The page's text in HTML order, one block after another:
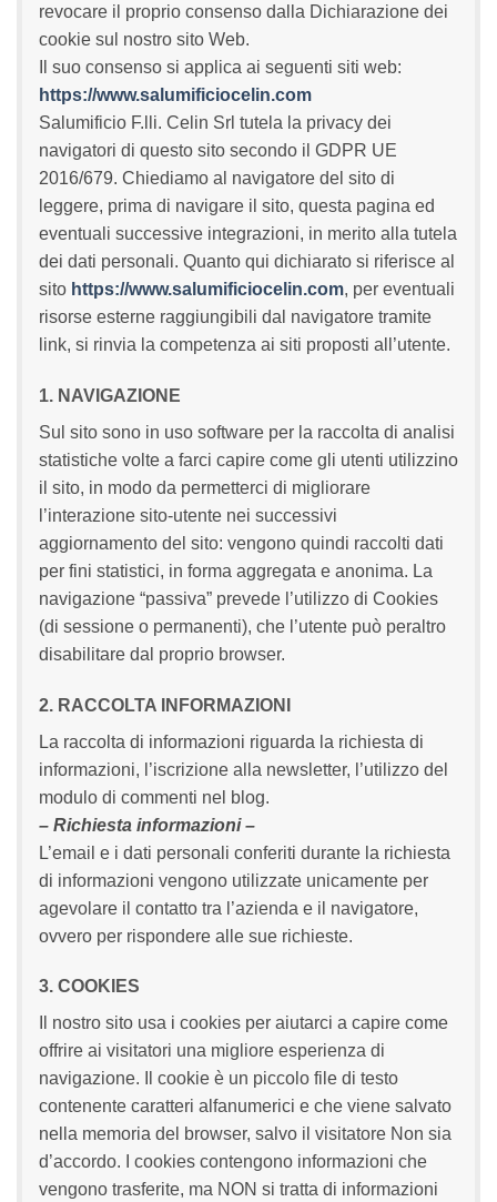
revocare il proprio consenso dalla Dichiarazione dei
cookie sul nostro sito Web.
Il suo consenso si applica ai seguenti siti web:
https://www.salumificiocelin.com
Salumificio F.lli. Celin Srl tutela la privacy dei
navigatori di questo sito secondo il GDPR UE
2016/679. Chiediamo al navigatore del sito di
leggere, prima di navigare il sito, questa pagina ed
eventuali successive integrazioni, in merito alla tutela
dei dati personali. Quanto qui dichiarato si riferisce al
sito https://www.salumificiocelin.com, per eventuali
risorse esterne raggiungibili dal navigatore tramite
link, si rinvia la competenza ai siti proposti all’utente.
1. NAVIGAZIONE
Sul sito sono in uso software per la raccolta di analisi
statistiche volte a farci capire come gli utenti utilizzino
il sito, in modo da permetterci di migliorare
l’interazione sito-utente nei successivi
aggiornamento del sito: vengono quindi raccolti dati
per fini statistici, in forma aggregata e anonima. La
navigazione “passiva” prevede l’utilizzo di Cookies
(di sessione o permanenti), che l’utente può peraltro
disabilitare dal proprio browser.
2. RACCOLTA INFORMAZIONI
La raccolta di informazioni riguarda la richiesta di
informazioni, l’iscrizione alla newsletter, l’utilizzo del
modulo di commenti nel blog.
– Richiesta informazioni –
L’email e i dati personali conferiti durante la richiesta
di informazioni vengono utilizzate unicamente per
agevolare il contatto tra l’azienda e il navigatore,
ovvero per rispondere alle sue richieste.
3. COOKIES
Il nostro sito usa i cookies per aiutarci a capire come
offrire ai visitatori una migliore esperienza di
navigazione. Il cookie è un piccolo file di testo
contenente caratteri alfanumerici e che viene salvato
nella memoria del browser, salvo il visitatore Non sia
d’accordo. I cookies contengono informazioni che
vengono trasferite, ma NON si tratta di informazioni